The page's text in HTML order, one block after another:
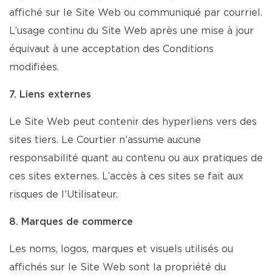
affiché sur le Site Web ou communiqué par courriel.
L’usage continu du Site Web après une mise à jour
équivaut à une acceptation des Conditions
modifiées.
7. Liens externes
Le Site Web peut contenir des hyperliens vers des
sites tiers. Le Courtier n’assume aucune
responsabilité quant au contenu ou aux pratiques de
ces sites externes. L’accès à ces sites se fait aux
risques de l’Utilisateur.
8. Marques de commerce
Les noms, logos, marques et visuels utilisés ou
affichés sur le Site Web sont la propriété du